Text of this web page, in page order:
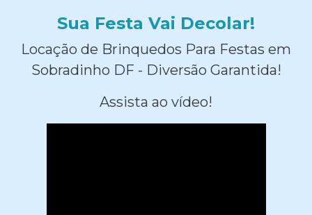
Sua Festa Vai Decolar!
Locação de Brinquedos Para Festas em
Sobradinho DF - Diversão Garantida!
Assista ao vídeo!